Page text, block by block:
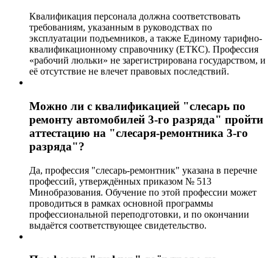
Квалификация персонала должна соответствовать
требованиям, указанным в руководствах по
эксплуатации подъемников, а также Единому тарифно-
квалификационному справочнику (ЕТКС). Профессия
«рабочий люльки» не зарегистрирована государством, и
её отсутствие не влечет правовых последствий.
Можно ли с квалификацией "слесарь по
ремонту автомобилей 3-го разряда" пройти
аттестацию на "слесаря-ремонтника 3-го
разряда"?
Да, профессия "слесарь-ремонтник" указана в перечне
профессий, утверждённых приказом № 513
Минобразования. Обучение по этой профессии может
проводиться в рамках основной программы
профессиональной переподготовки, и по окончании
выдаётся соответствующее свидетельство.